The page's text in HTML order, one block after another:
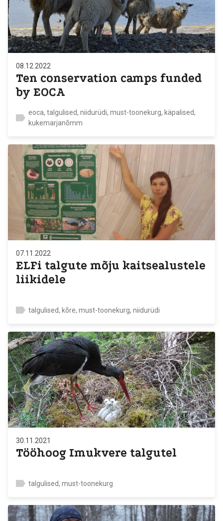
08.12.2022
Ten conservation camps funded
by EOCA
eoca, talgulised, niidurüdi, must-toonekurg, käpalised,
kukemarjanõmm
07.11.2022
ELFi talgute mõju kaitsealustele
liikidele
talgulised, kõre, must-toonekurg, niidurüdi
30.11.2021
Tööhoog Imukvere talgutel
talgulised, must-toonekurg